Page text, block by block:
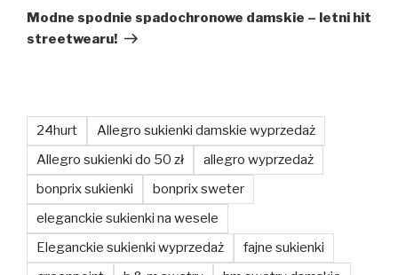
wpis
Modne spodnie spadochronowe damskie – letni hit
streetwearu!
24hurt
Allegro sukienki damskie wyprzedaż
Allegro sukienki do 50 zł
allegro wyprzedaż
bonprix sukienki
bonprix sweter
eleganckie sukienki na wesele
Eleganckie sukienki wyprzedaż
fajne sukienki